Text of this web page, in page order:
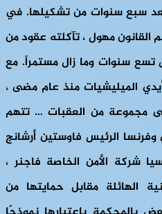
بعد سبع سنوات من تشكيلها. في
القانون مهول ، تآكلته عقود من
تسع سنوات وما زال مستمراً. مع
الميليشيات منذ عام مضى ،
مجموعة من العقبات … تتهم
وفرنسا الرئيس فاوستين أرشانج
شركة الأمن الخاصة فاجنر ،
الهائلة مقابل حمايتها من